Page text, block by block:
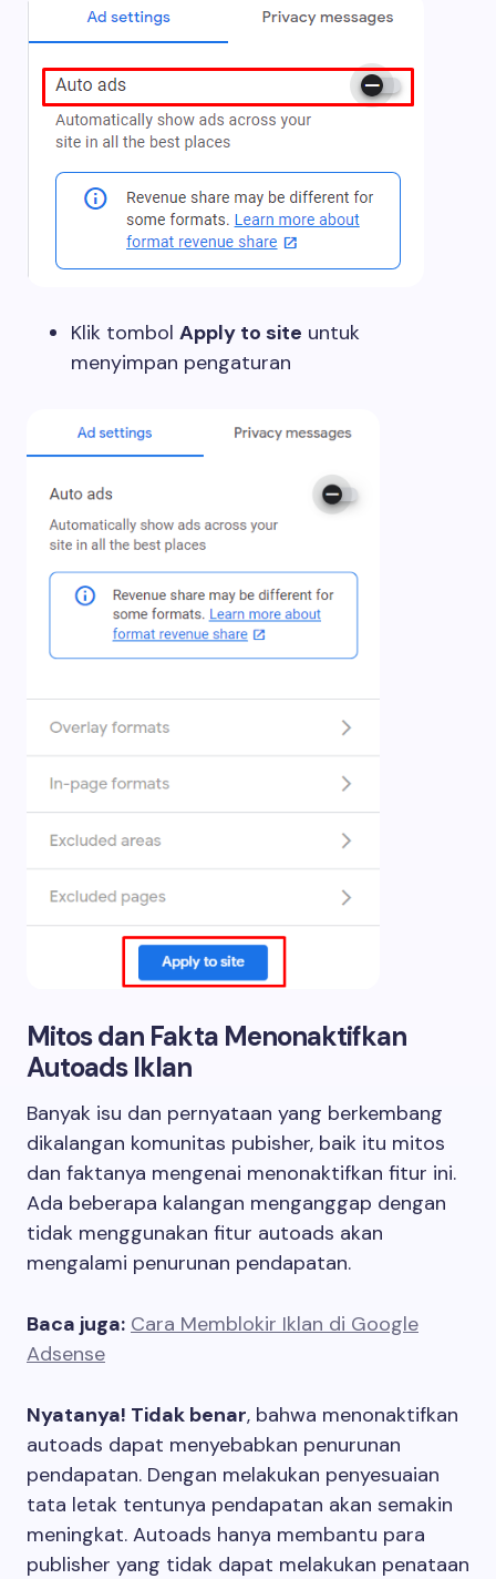
Klik tombol Apply to site untuk
menyimpan pengaturan
Mitos dan Fakta Menonaktifkan
Autoads Iklan
Banyak isu dan pernyataan yang berkembang
dikalangan komunitas pubisher, baik itu mitos
dan faktanya mengenai menonaktifkan fitur ini.
Ada beberapa kalangan menganggap dengan
tidak menggunakan fitur autoads akan
mengalami penurunan pendapatan.
Baca juga: Cara Memblokir Iklan di Google
Adsense
Nyatanya! Tidak benar, bahwa menonaktifkan
autoads dapat menyebabkan penurunan
pendapatan. Dengan melakukan penyesuaian
tata letak tentunya pendapatan akan semakin
meningkat. Autoads hanya membantu para
publisher yang tidak dapat melakukan penataan